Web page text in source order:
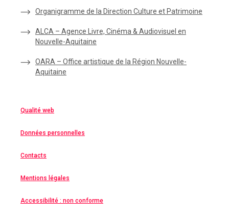
Organigramme de la Direction Culture et Patrimoine
ALCA – Agence Livre, Cinéma & Audiovisuel en
Nouvelle-Aquitaine
OARA – Office artistique de la Région Nouvelle-
Aquitaine
Qualité web
Données personnelles
Contacts
Mentions légales
Accessibilité : non conforme